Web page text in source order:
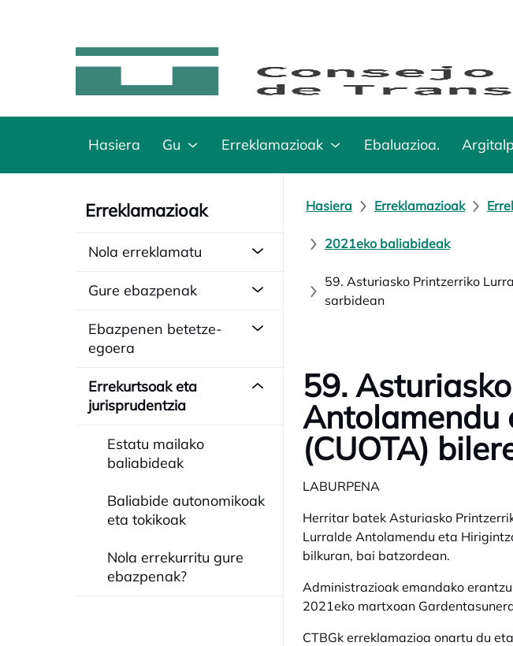
Hasiera Gu Erreklamazioak Ebaluazioa.
Erreklamazioak
Nola erreklamatu
Gure ebazpenak
Ebazpenen betetze-
egoera
Errekurtsoak eta
jurisprudentzia
Estatu mailako
baliabideak
Baliabide autonomikoak
eta tokikoak
Nola errekurritu gure
ebazpenak?
Hasiera Erreklamazioak
2021eko baliabideak
59. Asturiasko Printzerriko
sarbidean
59.
Antolamendu
(CUOTA)
LABURPENA
Herritar batek Asturiasko
Lurralde Antolamendu eta
bilkuran, bai batzordean.
Administrazioak emandako
2021eko martxoan
CTBGk erreklamazioa onartu du